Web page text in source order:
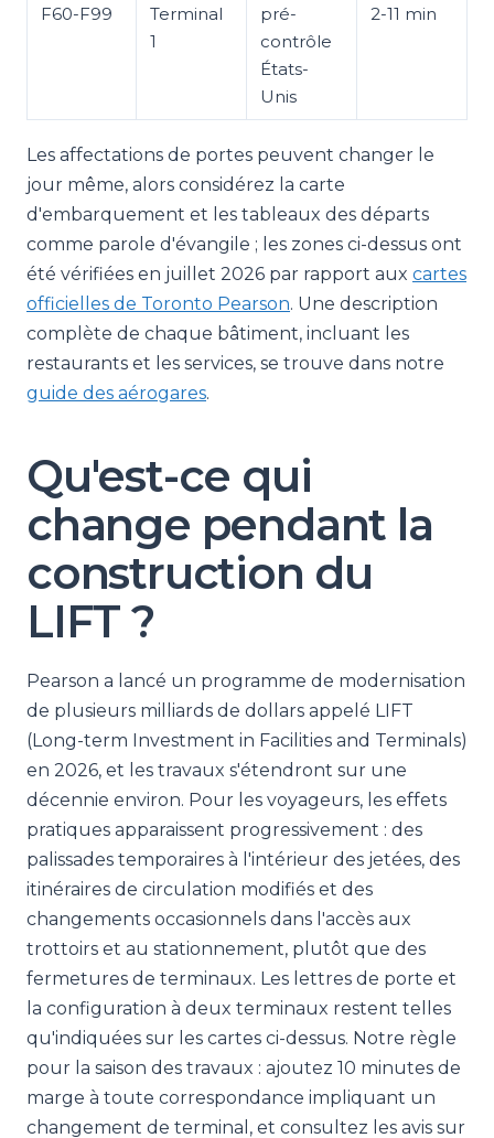
F60-F99
Terminal
1
pré-
contrôle
États-
Unis
2-11 min
Les affectations de portes peuvent changer le
jour même, alors considérez la carte
d'embarquement et les tableaux des départs
comme parole d'évangile ; les zones ci-dessus ont
été vérifiées en juillet 2026 par rapport aux cartes
officielles de Toronto Pearson. Une description
complète de chaque bâtiment, incluant les
restaurants et les services, se trouve dans notre
guide des aérogares.
Qu'est-ce qui
change pendant la
construction du
LIFT ?
Pearson a lancé un programme de modernisation
de plusieurs milliards de dollars appelé LIFT
(Long-term Investment in Facilities and Terminals)
en 2026, et les travaux s'étendront sur une
décennie environ. Pour les voyageurs, les effets
pratiques apparaissent progressivement : des
palissades temporaires à l'intérieur des jetées, des
itinéraires de circulation modifiés et des
changements occasionnels dans l'accès aux
trottoirs et au stationnement, plutôt que des
fermetures de terminaux. Les lettres de porte et
la configuration à deux terminaux restent telles
qu'indiquées sur les cartes ci-dessus. Notre règle
pour la saison des travaux : ajoutez 10 minutes de
marge à toute correspondance impliquant un
changement de terminal, et consultez les avis sur